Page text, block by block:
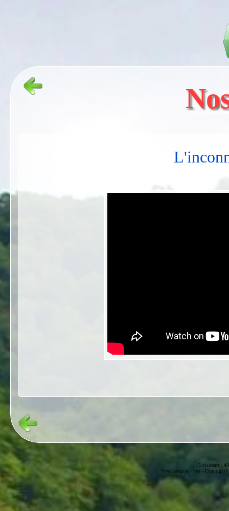
15 visiteurs |
Vive l'alagnon - vvs - Copyright©